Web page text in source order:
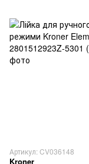
Артикул: CV036148
Kroner